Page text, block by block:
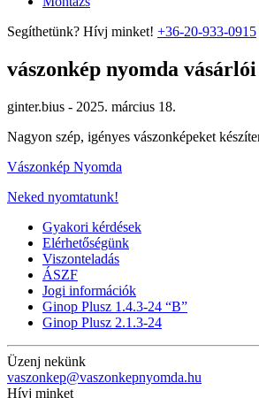
Segíthetünk? Hívj minket! +36-20-933-0915
vászonkép nyomda
ginter.bius - 2025. március 18.
Nagyon szép, igényes vászonképeket
Vászonkép Nyomda
Neked nyomtatunk!
Gyakori kérdések
Elérhetőségünk
Viszonteladás
ÁSZF
Jogi információk
Ginop Plusz 1.4.3-24 “B”
Ginop Plusz 2.1.3-24
Üzenj nekünk
vaszonkep@vaszonkepnyomda.hu
Hívj minket